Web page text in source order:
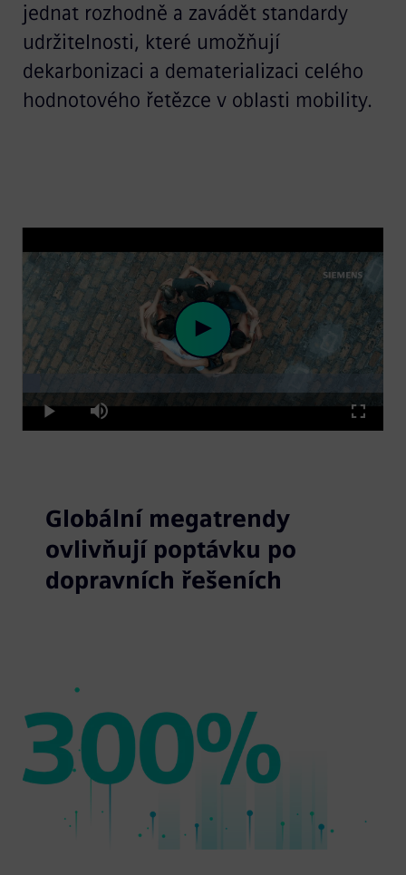
jednat rozhodně a zavádět standardy
udržitelnosti, které umožňují
dekarbonizaci a dematerializaci celého
hodnotového řetězce v oblasti mobility.
Play
Play Mute
4.67%
Globální megatrendy
ovlivňují poptávku po
dopravních řešeních